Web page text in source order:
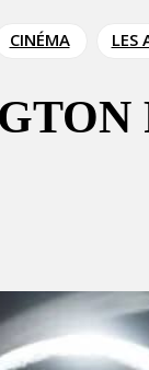
CINÉMA LES